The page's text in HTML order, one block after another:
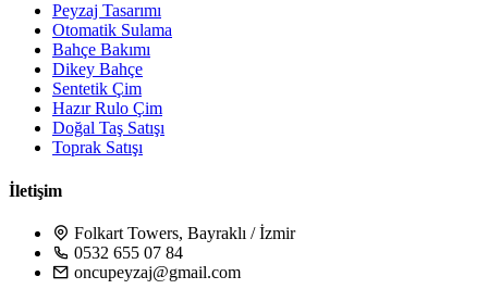
Peyzaj Tasarımı
Otomatik Sulama
Bahçe Bakımı
Dikey Bahçe
Sentetik Çim
Hazır Rulo Çim
Doğal Taş Satışı
Toprak Satışı
İletişim
Folkart Towers, Bayraklı / İzmir
0532 655 07 84
oncupeyzaj@gmail.com